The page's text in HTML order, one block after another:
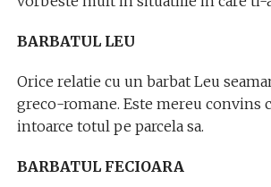
BARBATUL LEU
Orice relatie cu un barbat Leu
greco-romane. Este mereu convins
intoarce totul pe parcela sa.
BARBATUL FECIOARA